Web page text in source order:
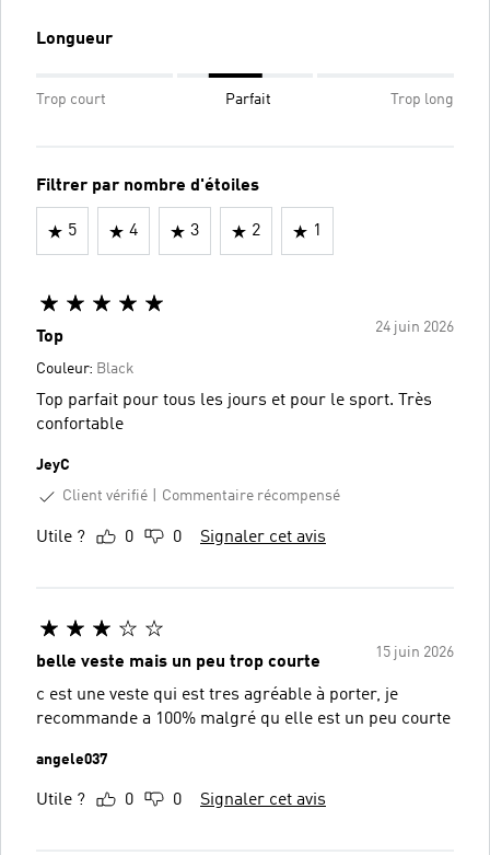
Longueur
Trop court Parfait Trop long
Filtrer par nombre d'étoiles
5 4 3 2 1
24 juin 2026
Top
Couleur: Black
Top parfait pour tous les jours et pour le sport. Très
confortable
JeyC
Client vérifié
Commentaire récompensé
Utile ? 0 0 Signaler cet avis
15 juin 2026
belle veste mais un peu trop courte
c est une veste qui est tres agréable à porter, je
recommande a 100% malgré qu elle est un peu courte
angele037
Utile ? 0 0 Signaler cet avis